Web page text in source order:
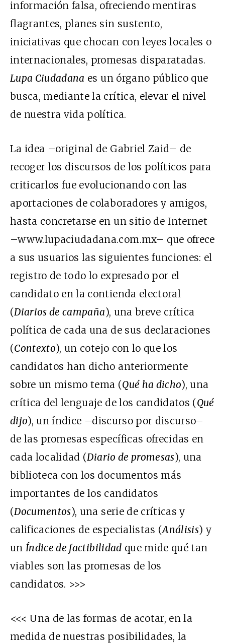
información falsa, ofreciendo mentiras
flagrantes, planes sin sustento,
iniciativas que chocan con leyes locales o
internacionales, promesas disparatadas.
Lupa Ciudadana es un órgano público que
busca, mediante la crítica, elevar el nivel
de nuestra vida política.
La idea –original de Gabriel Zaid– de
recoger los discursos de los políticos para
criticarlos fue evolucionando con las
aportaciones de colaboradores y amigos,
hasta concretarse en un sitio de Internet
–www.lupaciudadana.com.mx– que ofrece
a sus usuarios las siguientes funciones: el
registro de todo lo expresado por el
candidato en la contienda electoral
(Diarios de campaña), una breve crítica
política de cada una de sus declaraciones
(Contexto), un cotejo con lo que los
candidatos han dicho anteriormente
sobre un mismo tema (Qué ha dicho), una
crítica del lenguaje de los candidatos (Qué
dijo), un índice –discurso por discurso–
de las promesas específicas ofrecidas en
cada localidad (Diario de promesas), una
biblioteca con los documentos más
importantes de los candidatos
(Documentos), una serie de críticas y
calificaciones de especialistas (Análisis) y
unÍndice de factibilidad que mide qué tan
viables son las promesas de los
candidatos. >>>
<<< Una de las formas de acotar, en la
medida de nuestras posibilidades, la